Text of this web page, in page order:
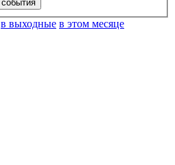
в выходные в этом месяце